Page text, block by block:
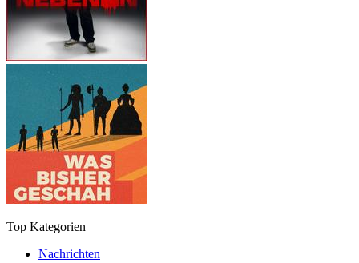
Top Kategorien
Nachrichten